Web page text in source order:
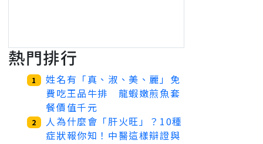
熱門排行
1
姓名有「真、淑、美、麗」免
費吃王品牛排 龍蝦嫩煎魚套
餐價值千元
2
人為什麼會「肝火旺」？10種
症狀報你知！中醫這樣辯證與